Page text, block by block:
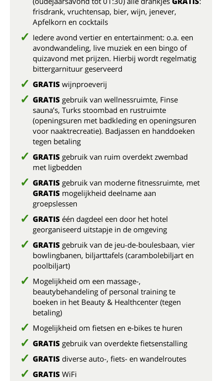
frisdrank, vruchtensap, bier, wijn, jenever,
Apfelkorn en cocktails
Iedere avond vertier en entertainment: o.a. een
avondwandeling, live muziek en een bingo of
quizavond met prijzen. Hierbij wordt regelmatig
bittergarnituur geserveerd
GRATIS wijnproeverij
GRATIS gebruik van wellnessruimte, Finse
sauna’s, Turks stoombad en rustruimte
(openingsuren met badkleding en openingsuren
voor naaktrecreatie). Badjassen en handdoeken
tegen betaling
GRATIS gebruik van ruim overdekt zwembad
met ligbedden
GRATIS gebruik van moderne fitnessruimte, met
GRATIS mogelijkheid deelname aan
groepslessen
GRATIS één dagdeel een door het hotel
georganiseerd uitstapje in de omgeving
GRATIS gebruik van de jeu-de-boulesbaan, vier
bowlingbanen, biljarttafels (carambolebiljart en
poolbiljart)
Mogelijkheid om een massage-,
beautybehandeling of personal training te
boeken in het Beauty & Healthcenter (tegen
betaling)
Mogelijkheid om fietsen en e-bikes te huren
GRATIS gebruik van overdekte fietsenstalling
GRATIS diverse auto-, fiets- en wandelroutes
GRATIS WiFi